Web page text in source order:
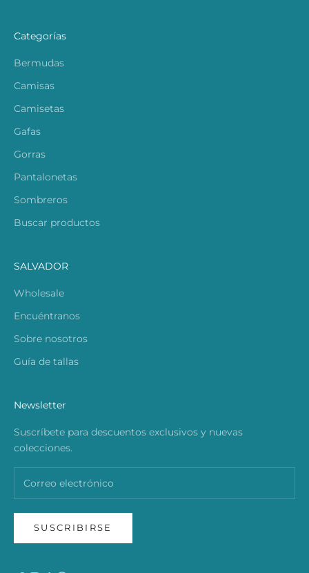
Categorías
Bermudas
Camisas
Camisetas
Gafas
Gorras
Pantalonetas
Sombreros
Buscar productos
SALVADOR
Wholesale
Encuéntranos
Sobre nosotros
Guía de tallas
Newsletter
Suscríbete para descuentos exclusivos y nuevas
colecciones.
SUSCRIBIRSE